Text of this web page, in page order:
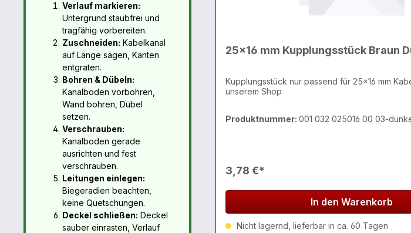
Verlauf markieren:
Untergrund staubfrei und
tragfähig vorbereiten.
Zuschneiden: Kabelkanal
auf Länge sägen, Kanten
entgraten.
Bohren & Dübeln:
Kanalboden vorbohren,
Wand bohren, Dübel
setzen.
Verschrauben:
Kanalboden gerade
ausrichten und fest
verschrauben.
Leitungen einlegen:
Biegeradien beachten,
keine Quetschungen.
Deckel schließen: Deckel
sauber einrasten, Verlauf
25x16 mm Kupplungsstück Braun
Kupplungsstück nur passend für 25x16 mm
unserem Shop
Produktnummer: 001 032 025016 00 03-
3,78 €*
In den Warenkorb
Nicht lagernd, lieferbar in ca. 60 Tagen